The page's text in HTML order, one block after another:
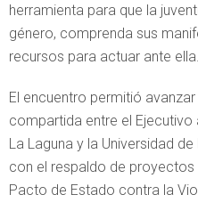
herramienta para que la
género, comprenda sus
recursos para actuar ante ella.
El encuentro permitió
compartida entre el
La Laguna y la Universidad
con el respaldo de
Pacto de Estado contra la